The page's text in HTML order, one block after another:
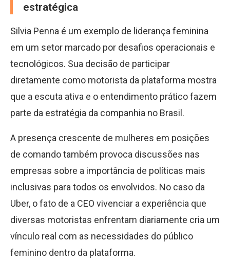
estratégica
Silvia Penna é um exemplo de liderança feminina
em um setor marcado por desafios operacionais e
tecnológicos. Sua decisão de participar
diretamente como motorista da plataforma mostra
que a escuta ativa e o entendimento prático fazem
parte da estratégia da companhia no Brasil.
A presença crescente de mulheres em posições
de comando também provoca discussões nas
empresas sobre a importância de políticas mais
inclusivas para todos os envolvidos. No caso da
Uber, o fato de a CEO vivenciar a experiência que
diversas motoristas enfrentam diariamente cria um
vínculo real com as necessidades do público
feminino dentro da plataforma.